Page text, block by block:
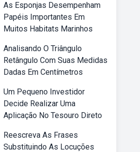
As Esponjas Desempenham
Papéis Importantes Em
Muitos Habitats Marinhos
Analisando O Triângulo
Retângulo Com Suas Medidas
Dadas Em Centímetros
Um Pequeno Investidor
Decide Realizar Uma
Aplicação No Tesouro Direto
Reescreva As Frases
Substituindo As Locuções